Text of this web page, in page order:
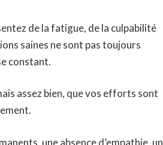
de la fatigue, de la culpabilité
saines ne sont pas toujours
constant.
assez bien, que vos efforts sont
une absence d’empathie, un